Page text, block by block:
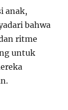
anak,
bahwa
ritme
untuk